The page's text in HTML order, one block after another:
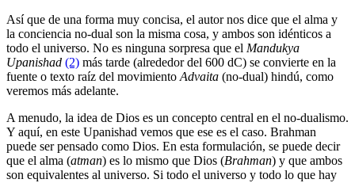
Así que de una forma muy concisa, el autor nos dice que el alma y
la conciencia no-dual son la misma cosa, y ambos son idénticos a
todo el universo. No es ninguna sorpresa que el Mandukya
Upanishad (2) más tarde (alrededor del 600 dC) se convierte en la
fuente o texto raíz del movimiento Advaita (no-dual) hindú, como
veremos más adelante.
A menudo, la idea de Dios es un concepto central en el no-dualismo.
Y aquí, en este Upanishad vemos que ese es el caso. Brahman
puede ser pensado como Dios. En esta formulación, se puede decir
que el alma (atman) es lo mismo que Dios (Brahman) y que ambos
son equivalentes al universo. Si todo el universo y todo lo que hay